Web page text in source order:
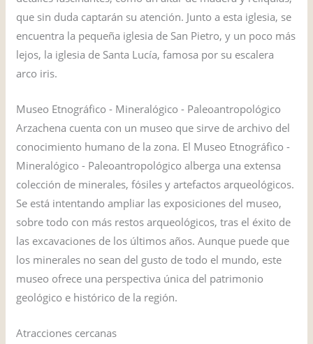
que sin duda captarán su atención. Junto a esta iglesia, se
encuentra la pequeña iglesia de San Pietro, y un poco más
lejos, la iglesia de Santa Lucía, famosa por su escalera
arco iris.
Museo Etnográfico - Mineralógico - Paleoantropológico
Arzachena cuenta con un museo que sirve de archivo del
conocimiento humano de la zona. El Museo Etnográfico -
Mineralógico - Paleoantropológico alberga una extensa
colección de minerales, fósiles y artefactos arqueológicos.
Se está intentando ampliar las exposiciones del museo,
sobre todo con más restos arqueológicos, tras el éxito de
las excavaciones de los últimos años. Aunque puede que
los minerales no sean del gusto de todo el mundo, este
museo ofrece una perspectiva única del patrimonio
geológico e histórico de la región.
Atracciones cercanas